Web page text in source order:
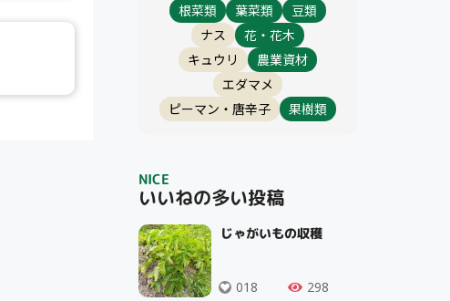
根菜類
葉菜類
豆類
ナス
花・花木
キュウリ
農業資材
エダマメ
ピーマン・唐辛子
果樹類
NICE
いいねの多い投稿
じゃがいもの収穫
018 298